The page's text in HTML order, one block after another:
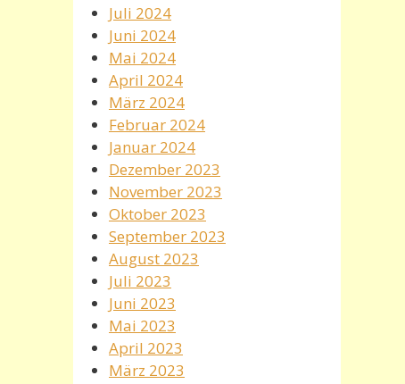
Juli 2024
Juni 2024
Mai 2024
April 2024
März 2024
Februar 2024
Januar 2024
Dezember 2023
November 2023
Oktober 2023
September 2023
August 2023
Juli 2023
Juni 2023
Mai 2023
April 2023
März 2023